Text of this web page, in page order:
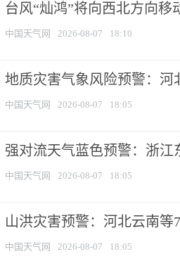
台风“灿鸿”将向西北方向移
中国天气网 2026-08-07 18:10
地质灾害气象风险预警：河
中国天气网 2026-08-07 18:05
强对流天气蓝色预警：浙江
中国天气网 2026-08-07 18:05
山洪灾害预警：河北云南
中国天气网 2026-08-07 18:05